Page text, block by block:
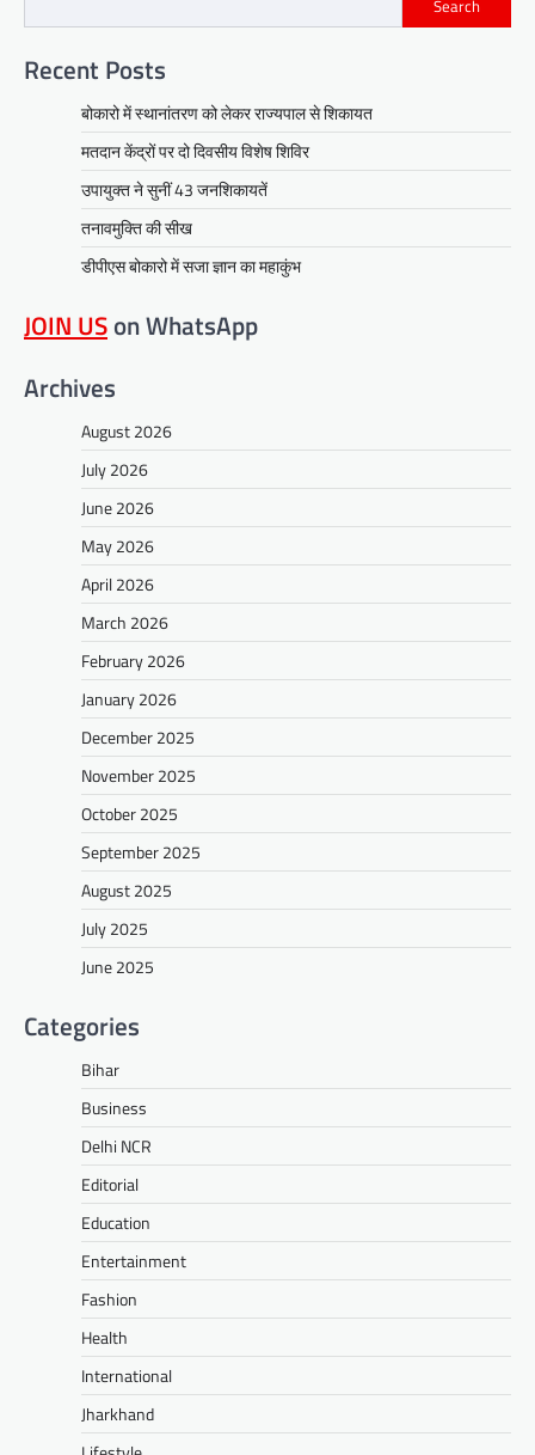
Search
Recent Posts
बोकारो में स्थानांतरण को लेकर राज्यपाल से शिकायत
मतदान केंद्रों पर दो दिवसीय विशेष शिविर
उपायुक्त ने सुनीं 43 जनशिकायतें
तनावमुक्ति की सीख
डीपीएस बोकारो में सजा ज्ञान का महाकुंभ
JOIN USon WhatsApp
Archives
August 2026
July 2026
June 2026
May 2026
April 2026
March 2026
February 2026
January 2026
December 2025
November 2025
October 2025
September 2025
August 2025
July 2025
June 2025
Categories
Bihar
Business
Delhi NCR
Editorial
Education
Entertainment
Fashion
Health
International
Jharkhand